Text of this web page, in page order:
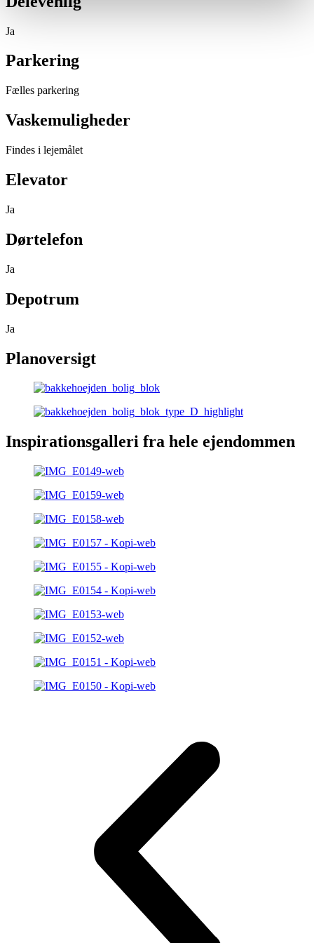
Ja
Parkering
Fælles parkering
Vaskemuligheder
Findes i lejemålet
Elevator
Ja
Dørtelefon
Ja
Depotrum
Ja
Planoversigt
Inspirationsgalleri fra hele ejendommen